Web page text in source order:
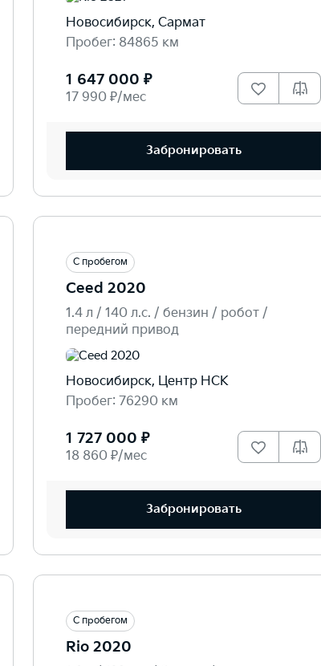
Новосибирск, Сармат
Пробег: 84865 км
1 647 000 ₽
17 990 ₽/мес
Забронировать
С пробегом
Ceed 2020
1.4 л / 140 л.c. / бензин / робот /
передний привод
Новосибирск, Центр НСК
Пробег: 76290 км
1 727 000 ₽
18 860 ₽/мес
Забронировать
С пробегом
Rio 2020